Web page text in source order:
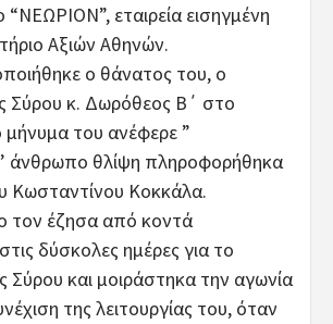
εταιρεία εισηγμένη
Αξιών Αθηνών.
ο θάνατος του, ο
Σύρου κ. Δωρόθεος Β΄ στο
μήνυμα του ανέφερε ”
άνθρωπο θλίψη πληροφορήθηκα
Κωσταντίνου Κοκκάλα.
τον έζησα από κοντά
δύσκολες ημέρες για το
Σύρου και μοιράστηκα την αγωνία
της λειτουργίας του, όταν